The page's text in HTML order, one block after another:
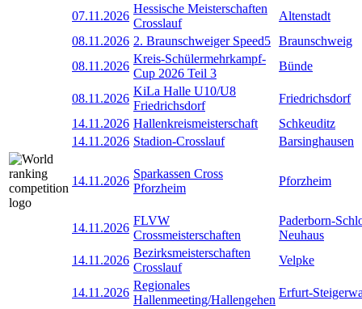
07.11.2026
Hessische Meisterschaften
Crosslauf
Altenstadt
08.11.2026 2. Braunschweiger Speed5 Braunschweig
08.11.2026
Kreis-Schülermehrkampf-
Cup 2026 Teil 3
Bünde
08.11.2026
KiLa Halle U10/U8
Friedrichsdorf
Friedrichsdorf
14.11.2026 Hallenkreismeisterschaft
Schkeuditz
14.11.2026 Stadion-Crosslauf Barsinghausen
14.11.2026
Sparkassen Cross
Pforzheim
Pforzheim
14.11.2026
FLVW
Crossmeisterschaften
Paderborn-
Neuhaus
14.11.2026
Bezirksmeisterschaften
Crosslauf
Velpke
14.11.2026
Regionales
Hallenmeeting/Hallengehen
Erfurt-